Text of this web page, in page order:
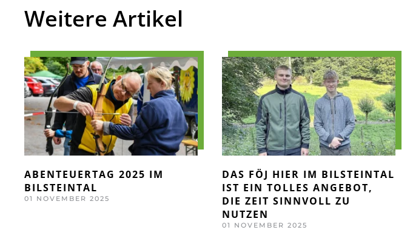
Weitere Artikel
ABENTEUERTAG 2025 IM
BILSTEINTAL
01 NOVEMBER 2025
DAS FÖJ HIER IM BILSTEINTAL
IST EIN TOLLES ANGEBOT,
DIE ZEIT SINNVOLL ZU
NUTZEN
01 NOVEMBER 2025